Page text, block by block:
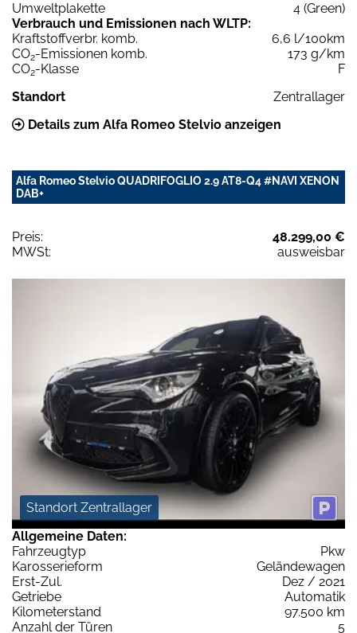
Umweltplakette
4 (Green)
Verbrauch und Emissionen nach WLTP:
Kraftstoffverbr. komb.
6,6 l/100km
CO2-Emissionen komb.
173 g/km
CO2-Klasse
F
Standort
Zentrallager
Details zum Alfa Romeo Stelvio anzeigen
Alfa Romeo Stelvio QUADRIFOGLIO 2.9 AT8-Q4 #NAVI XENON
DAB+
Preis:
48.299,00 €
MWSt:
ausweisbar
Standort Zentrallager
Allgemeine Daten:
Fahrzeugtyp
Pkw
Karosserieform
Geländewagen
Erst-Zul.
Dez / 2021
Getriebe
Automatik
Kilometerstand
97.500 km
Anzahl der Türen
5